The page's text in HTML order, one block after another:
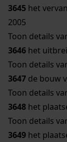
3645 het
2005
Toon details
3646 het
Toon details
3647 de bouw
Toon details
3648 het
Toon details
3649 het